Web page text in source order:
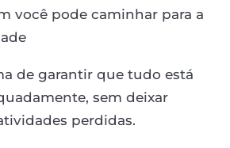
você pode caminhar para a
de garantir que tudo está
sem deixar
perdidas.